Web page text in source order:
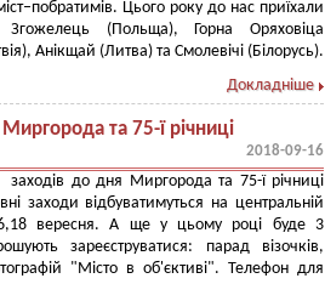
Цього року до нас приїхали
(Польща), Горна Оряховіца
Анікщай (Литва) та Смолевічі (Білорусь).
Докладніше
та 75-ї річниці
2018-09-16
до дня Миргорода та 75-ї річниці
заходи відбуватимуться на центральній
вересня. А ще у цьому році буде 3
зареєструватися: парад візочків,
"Місто в об'єктиві". Телефон для